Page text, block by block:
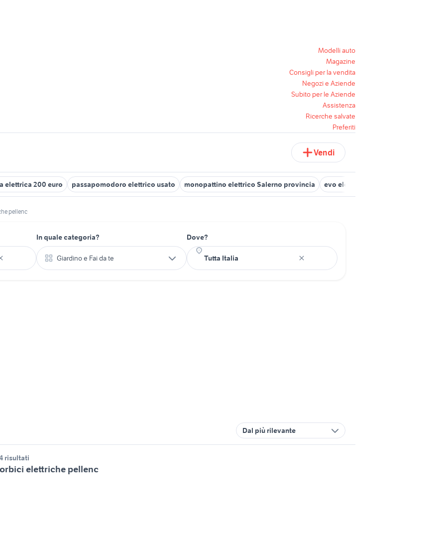
Modelli auto
Magazine
Consigli per la vendita
Negozi e Aziende
Subito per le Aziende
Assistenza
Ricerche salvate
Preferiti
Vendi
elettrica 200 euro passapomodoro elettrico usato monopattino elettrico Salerno provincia evo elettrica
pellenc
In quale categoria?
Giardino e Fai da te
Dove?
Dal più rilevante
risultati
elettriche pellenc